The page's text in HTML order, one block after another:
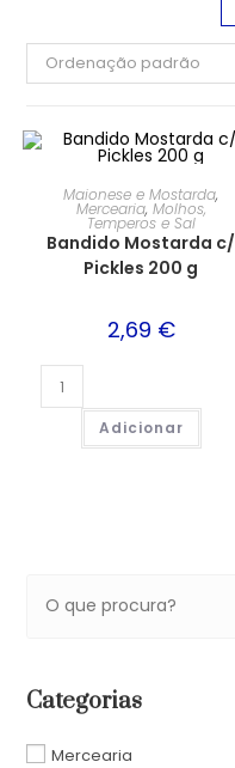
Ordenação padrão
Maionese e Mostarda,
Mercearia, Molhos,
Temperos e Sal
Bandido Mostarda c/
Pickles 200 g
2,69 €
Adicionar
Categorias
Mercearia